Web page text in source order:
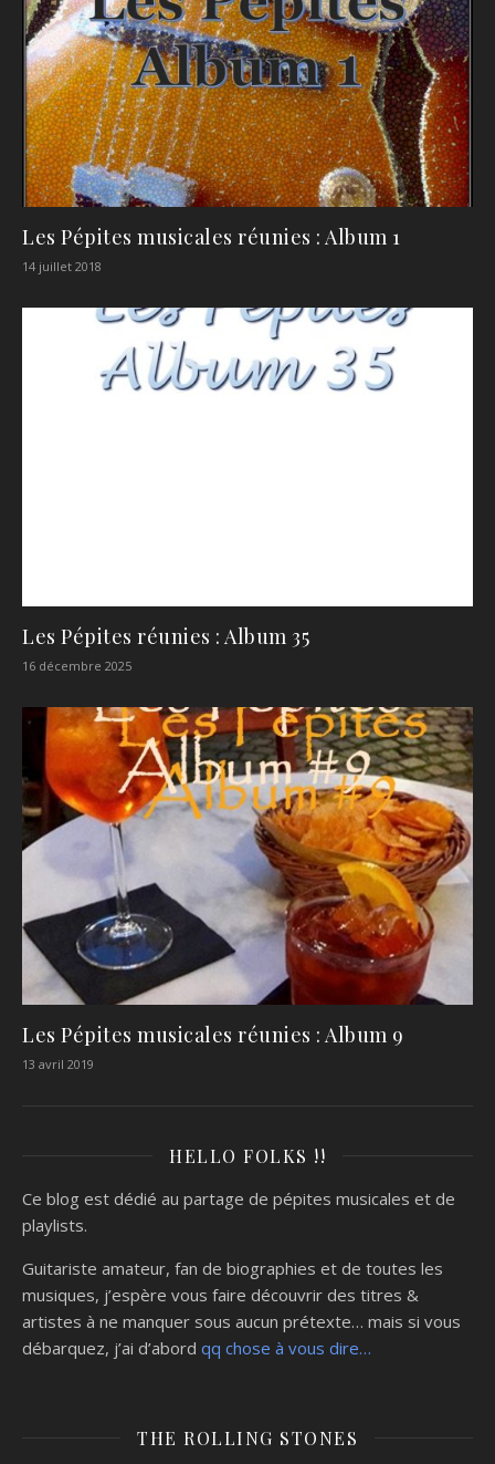
Les Pépites musicales réunies : Album 1
14 juillet 2018
Les Pépites réunies : Album 35
16 décembre 2025
Les Pépites musicales réunies : Album 9
13 avril 2019
HELLO FOLKS !!
Ce blog est dédié au partage de pépites musicales et de
playlists.
Guitariste amateur, fan de biographies et de toutes les
musiques, j’espère vous faire découvrir des titres &
artistes à ne manquer sous aucun prétexte… mais si vous
débarquez, j’ai d’abord qq chose à vous dire…
THE ROLLING STONES